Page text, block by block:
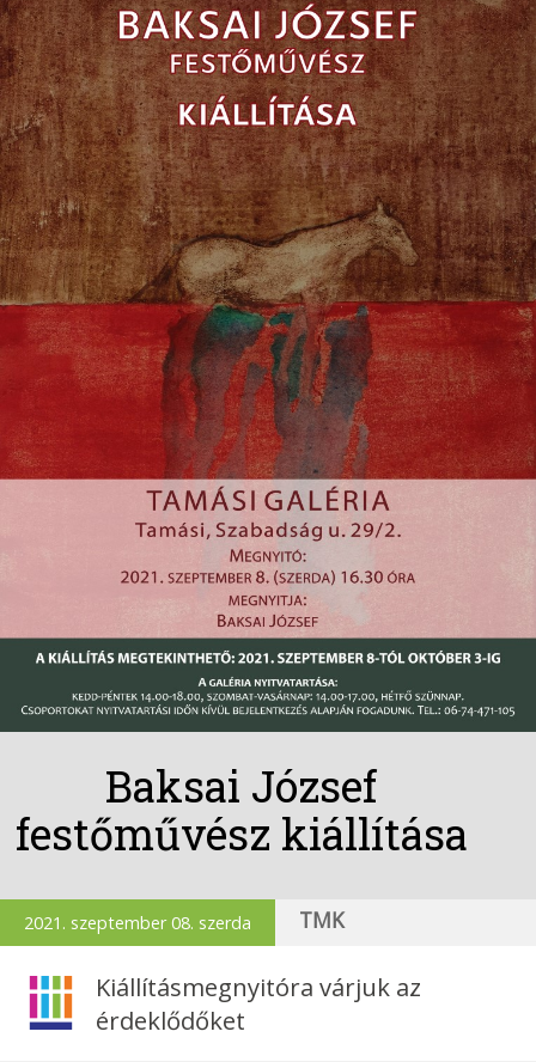
Baksai József
festőművész kiállítása
2021. szeptember 08. szerda TMK
Kiállításmegnyitóra várjuk az
érdeklődőket